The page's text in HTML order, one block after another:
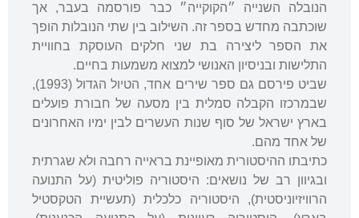
הנובלה השנייה ״הקוקייה״ כבר פורסמה בעבר, אך
שוכתבה מחדש בספר זה. השילוב בין שתי הנובלות הופך
את הספר ליצירה בת שני חלקים העוסקת בחוויית
התלישות ובניסיון האנושי למצוא משמעות בחיים.
שביט פירסם גם ספר שירים אחד, הטיול הגדול (1993),
שבמרכזו הקבלה סמלית בין מסעה של חבורת פועלים
בארץ ישראל של סוף שנות העשרים לבין ימיו האחרונים
של אחד מהם.
כתיבתו ההיסטורית מאופיינת בראייה רחבה ולא שגרתית
ובגיוון רב של נושאים: היסטוריה פוליטית (על התנועה
הרוויזיוניסטית), היסטוריה כלכלית (תעשיית הטקסטיל